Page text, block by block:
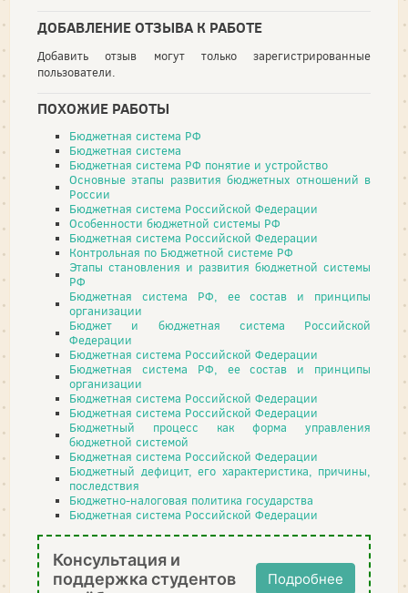
ДОБАВЛЕНИЕ ОТЗЫВА К РАБОТЕ
Добавить отзыв могут только зарегистрированные
пользователи.
ПОХОЖИЕ РАБОТЫ
Бюджетная система РФ
Бюджетная система
Бюджетная система РФ понятие и устройство
Основные этапы развития бюджетных отношений в
России
Бюджетная система Российской Федерации
Особенности бюджетной системы РФ
Бюджетная система Российской Федерации
Контрольная по Бюджетной системе РФ
Этапы становления и развития бюджетной системы
РФ
Бюджетная система РФ, ее состав и принципы
организации
Бюджет и бюджетная система Российской
Федерации
Бюджетная система Российской Федерации
Бюджетная система РФ, ее состав и принципы
организации
Бюджетная система Российской Федерации
Бюджетная система Российской Федерации
Бюджетный процесс как форма управления
бюджетной системой
Бюджетная система Российской Федерации
Бюджетный дефицит, его характеристика, причины,
последствия
Бюджетно-налоговая политика государства
Бюджетная система Российской Федерации
Консультация и
поддержка студентов
Подробнее